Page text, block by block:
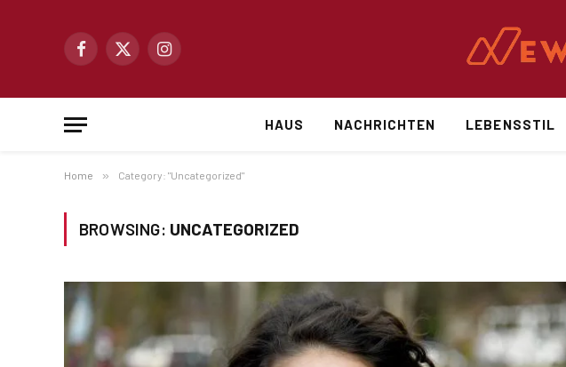
Facebook
X
Instagram
HAUS NACHRICHTEN LEBENSSTIL
Home » Category: "Uncategorized"
BROWSING: UNCATEGORIZED